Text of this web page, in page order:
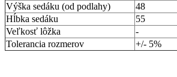
Výška sedáku (od podlahy)
48
Hĺbka sedáku
55
Veľkosť lôžka
-
Tolerancia rozmerov
+/- 5%